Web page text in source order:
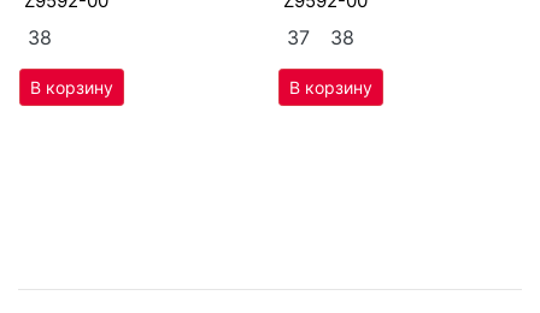
38 37 38